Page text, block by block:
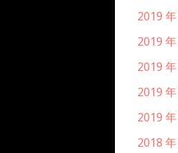
2019
2019
2019
2019
2019
2018